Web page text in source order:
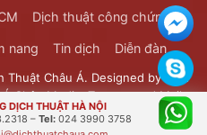
Dịch thuật công chứng
nang Tin dịch Diễn đàn
Thuật Châu Á. Designed byDịch
Á Châu Media. Transported Mails
Dương
DỊCH THUẬT HÀ NỘI
– Tel: 024 3990 3758